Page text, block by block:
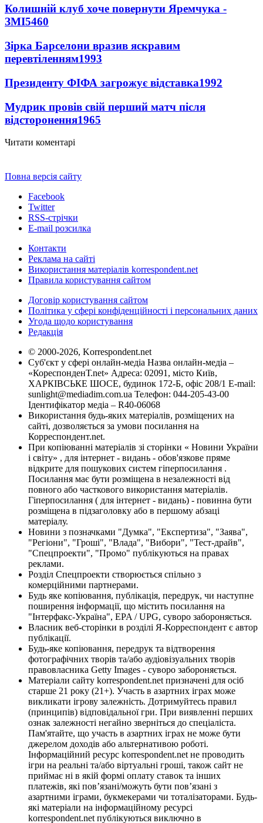
Колишній клуб хоче повернути Яремчука -
ЗМІ5460
Зірка Барселони вразив яскравим
перевтіленням1993
Президенту ФІФА загрожує відставка1992
Мудрик провів свій перший матч після
відсторонення1965
Читати коментарі
Повна версія сайту
Facebook
Twitter
RSS-стрічки
E-mail розсилка
Контакти
Реклама на сайті
Використання матеріалів korrespondent.net
Правила користування сайтом
Договір користування сайтом
Політика у сфері конфіденційності і персональних даних
Угода щодо користування
Редакція
© 2000-2026, Korrespondent.net
Суб'єкт у сфері онлайн-медіа Назва онлайн-медіа –
«КореспонденТ.net» Адреса: 02091, місто Київ,
ХАРКІВСЬКЕ ШОСЕ, будинок 172-Б, офіс 208/1 E-mail:
sunlight@mediadim.com.ua Телефон: 044-205-43-00
Ідентифікатор медіа – R40-06068
Використання будь-яких матеріалів, розміщених на
сайті, дозволяється за умови посилання на
Корреспондент.net.
При копіюванні матеріалів зі сторінки « Новини України
і світу» , для інтернет - видань - обов'язкове пряме
відкрите для пошукових систем гіперпосилання .
Посилання має бути розміщена в незалежності від
повного або часткового використання матеріалів.
Гіперпосилання ( для інтернет - видань) - повинна бути
розміщена в підзаголовку або в першому абзаці
матеріалу.
Новини з позначками "Думка", "Експертиза", "Заява",
"Регіони", "Гроші", "Влада", "Вибори", "Тест-драйв",
"Спецпроекти", "Промо" публікуються на правах
реклами.
Розділ Спецпроекти створюється спільно з
комерційними партнерами.
Будь яке копіювання, публікація, передрук, чи наступне
поширення інформації, що містить посилання на
"Інтерфакс-Україна", EPA / UPG, суворо забороняється.
Власник веб-сторінки в розділі Я-Корреспондент є автор
публікації.
Будь-яке копіювання, передрук та відтворення
фотографічних творів та/або аудіовізуальних творів
правовласника Getty Images - суворо забороняється.
Матеріали сайту korrespondent.net призначені для осіб
старше 21 року (21+). Участь в азартних іграх може
викликати ігрову залежність. Дотримуйтесь правил
(принципів) відповідальної гри. При виявленні перших
ознак залежності негайно зверніться до спеціаліста.
Пам'ятайте, що участь в азартних іграх не може бути
джерелом доходів або альтернативою роботі.
Інформаційний ресурс korrespondent.net не проводить
ігри на реальні та/або віртуальні гроші, також сайт не
приймає ні в якій формі оплату ставок та інших
платежів, які пов’язані/можуть бути пов’язані з
азартними іграми, букмекерами чи тоталізаторами. Будь-
які матеріали на інформаційному ресурсі
korrespondent.net публікуються виключно в